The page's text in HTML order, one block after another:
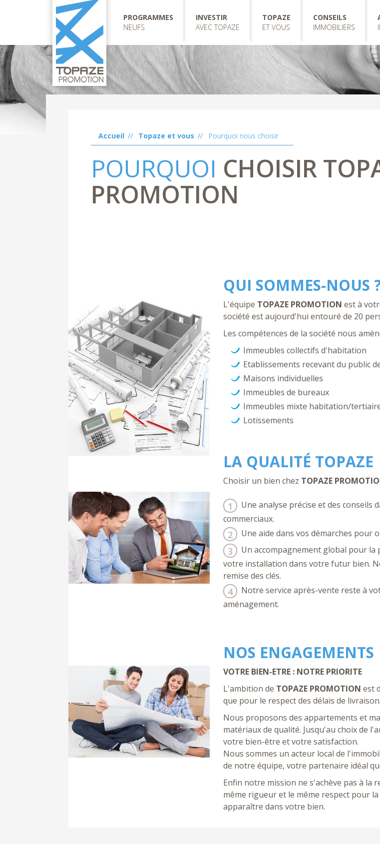
principal
PROGRAMMES
NEUFS
INVESTIR
AVEC TOPAZE
TOPAZE
ET VOUS
CONSEILS
IMMOBILIERS
Accueil Topaze et vous Pourquoi nous choisir
POURQUOI CHOISIR
PROMOTION
QUI SOMMES-NOUS
L'équipe TOPAZE PROMOTION est à
société est aujourd'hui entouré de 20
Les compétences de la société nous
Immeubles collectifs d'habitation
Etablissements recevant du public
Maisons individuelles
Immeubles de bureaux
Immeubles mixte habitation/
Lotissements
LA QUALITÉ TOPAZE
Choisir un bien chez TOPAZE
Une analyse précise et des conseils
commerciaux.
Une aide dans vos démarches pour
Un accompagnement global pour
votre installation dans votre futur bien.
remise des clés.
Notre service après-vente reste à
aménagement.
NOS ENGAGEMENTS
VOTRE BIEN-ETRE : NOTRE PRIORITE
L'ambition de TOPAZE PROMOTION est
que pour le respect des délais de livraison.
Nous proposons des appartements et
matériaux de qualité. Jusqu'au choix de
votre bien-être et votre satisfaction.
Nous sommes un acteur local de
de notre équipe, votre partenaire idéal
Enfin notre mission ne s'achève pas à la
même rigueur et le même respect pour
apparaître dans votre bien.